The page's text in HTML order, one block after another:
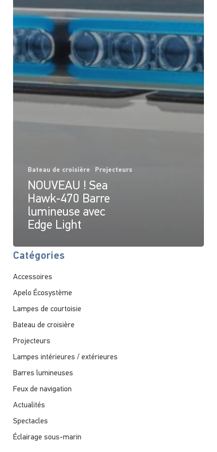
Bateau de croisière Projecteurs
NOUVEAU ! Sea
Hawk-470 Barre
lumineuse avec
Edge Light
Catégories
Accessoires
Apelo Écosystème
Lampes de courtoisie
Bateau de croisière
Projecteurs
Lampes intérieures / extérieures
Barres lumineuses
Feux de navigation
Actualités
Spectacles
Éclairage sous-marin